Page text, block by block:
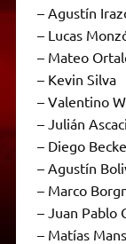
– ⁠Agustín
– ⁠Lucas
– ⁠Mateo
– ⁠Kevin Silva
– ⁠Valentino
– ⁠Julián
– ⁠Diego
– ⁠Agustín
– ⁠Marco
– ⁠Juan Pablo
– ⁠Matías